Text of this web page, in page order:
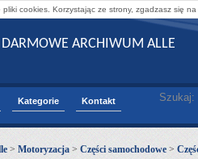
pliki cookies. Korzystając ze strony, zgadzasz się
DARMOWE ARCHIWUM ALLE
Kategorie Kontakt Szukaj:
> Motoryzacja > Części samochodowe >